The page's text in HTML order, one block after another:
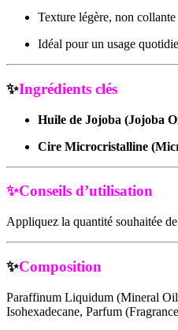
Texture légère, non collante
Idéal pour un usage
✨Ingrédients clés
Huile de Jojoba (Jojoba
Cire Microcristalline
✨Conseils d’utilisation
Appliquez la quantité souhaitée
✨Composition
Paraffinum Liquidum (Mineral
Isohexadecane, Parfum